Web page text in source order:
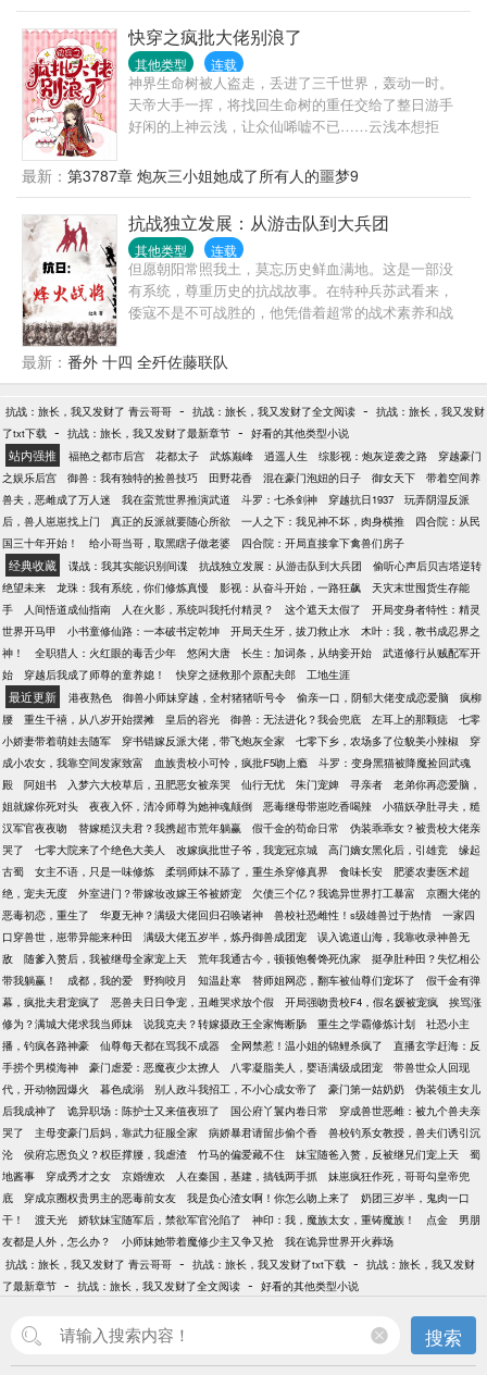
跟主系统打了一架，成功为简妤争取到了重生副本。
于是，简妤发现女主变了，剧情也偏了。她开始被人
偷窥，频繁收到阴暗疯批们的情书，衣裙，首饰，甚
至是代表贵族最高层的紫色胸针。那些本该对女主痴
迷不悟的男主们，眼睛死死黏在了她身上。而女主，
嘛，热武器轰他丫的！”关于某些辣鸡皇帝——虞美
人，“你下来，狗上去，这把稳了！”补充，“奸臣参
上。”关于那些酸腐儒生——虞美人死鱼眼，“无事袖手
谈心性，临危一死报君王，呵呵。”名人们眼看着虞美
人嘴炮洗地，心中呐喊，别骂了别骂了，扎了大心
了。当然，不听是不可能的，毕竟，豆油，玉米，土
豆，红薯，四大发明，马鞍马蹄铁，真特么香！
快穿之疯批大佬别浪了
其他类型 连载
神界生命树被人盗走，丢进了三千世界，轰动一时。
天帝大手一挥，将找回生命树的重任交给了整日游手
好闲的上神云浅，让众仙唏嘘不已……云浅本想拒
大，别浪了！位面又要被你搞崩了！”云浅：“慌什么，
本上神自有分寸。”说着，将天道拎出来揍了一
顿……“那个是男主！不能杀！”“慌什么，本上神自有
分寸。”话音未落，男主已经凉凉了……
最新： 第3787章 炮灰三小姐她成了所有人的噩梦9
抗战独立发展：从游击队到大兵团
其他类型 连载
但愿朝阳常照我土，莫忘历史鲜血满地。这是一部没
有系统，尊重历史的抗战故事。在特种兵苏武看来，
倭寇不是不可战胜的，他凭借着超常的战术素养和战
战场犹如一把利剑直刺倭寇心脏，为四万万民众冲散
头顶的乌云！
最新： 番外 十四 全歼佐藤联队
抗战：旅长，我又发财了 青云哥哥 - 抗战：旅长，我又发财了全文阅读 - 抗战：旅长，我又发财
了txt下载 - 抗战：旅长，我又发财了最新章节 - 好看的其他类型小说
站内强推 福艳之都市后宫 花都太子 武炼巅峰 逍遥人生 综影视：炮灰逆袭之路
穿越豪门
之娱乐后宫
御兽：我有独特的捡兽技巧 田野花香 混在豪门泡妞的日子 御女天下
带着空间养
兽夫，恶雌成了万人迷
我在蛮荒世界推演武道 斗罗：七杀剑神 穿越抗日1937
玩弄阴湿反派
后，兽人崽崽找上门
真正的反派就要随心所欲 一人之下：我见神不坏，肉身横推
四合院：从民
国三十年开始！
给小哥当哥，取黑瞎子做老婆 四合院：开局直接拿下禽兽们房子
经典收藏 谍战：我其实能识别间谍 抗战独立发展：从游击队到大兵团
偷听心声后贝吉塔逆转
绝望未来
龙珠：我有系统，你们修炼真慢 影视：从奋斗开始，一路狂飙
天灾末世囤货生存能
手
人间悟道成仙指南 人在火影，系统叫我托付精灵？ 这个遮天太假了
开局变身者特性：精灵
世界开马甲
小书童修仙路：一本破书定乾坤 开局天生牙，拔刀救止水
木叶：我，教书成忍界之
神！
全职猎人：火红眼的毒舌少年 悠闲大唐 长生：加词条，从纳妾开始
武道修行从贼配军开
始
穿越后我成了师尊的童养媳！ 快穿之拯救那个原配夫郎 工地生涯
最近更新 港夜熟色 御兽小师妹穿越，全村猪猪听号令 偷亲一口，阴郁大佬变成恋爱脑
疯柳
腰
重生千禧，从八岁开始摆摊 皇后的容光 御兽：无法进化？我会兜底 左耳上的那颗痣
七零
小娇妻带着萌娃去随军
穿书错嫁反派大佬，带飞炮灰全家 七零下乡，农场多了位貌美小辣椒
穿
成小农女，我靠空间发家致富
血族贵校小可怜，疯批F5吻上瘾
斗罗：变身黑猫被降魔捡回武魂
殿
阿姐书 入梦六大校草后，丑肥恶女被亲哭 仙行无忧 朱门宠婢 寻亲者
老弟你再恋爱脑，
姐就嫁你死对头
夜夜入怀，清冷师尊为她神魂颠倒 恶毒继母带崽吃香喝辣
小猫妖孕肚寻夫，糙
汉军官夜夜吻
替嫁糙汉夫君？我携超市荒年躺赢 假千金的苟命日常
伪装乖乖女？被贵校大佬亲
哭了
七零大院来了个绝色大美人 改嫁疯批世子爷，我宠冠京城 高门嫡女黑化后，引雄竞
缘起
古蜀
女主不语，只是一味修炼 柔弱师妹不舔了，重生杀穿修真界 食味长安
肥婆农妻医术超
绝，宠夫无度
外室进门？带嫁妆改嫁王爷被娇宠 欠债三个亿？我诡异世界打工暴富
京圈大佬的
恶毒初恋，重生了
华夏无神？满级大佬回归召唤诸神 兽校社恐雌性！s级雄兽过于热情
一家四
口穿兽世，崽带异能来种田
满级大佬五岁半，炼丹御兽成团宠
误入诡道山海，我靠收录神兽无
敌
随爹入赘后，我被继母全家宠上天 荒年我通古今，顿顿饱餐馋死仇家
挺孕肚种田？失忆相公
带我躺赢！
成都，我的爱 野狗咬月 知温赴寒 替师姐网恋，翻车被仙尊们宠坏了
假千金有弹
幕，疯批夫君宠疯了
恶兽夫日日争宠，丑雌哭求放个假 开局强吻贵校F4，假名媛被宠疯
挨骂涨
修为？满城大佬求我当师妹
说我克夫？转嫁摄政王全家悔断肠 重生之学霸修炼计划
社恐小主
播，钓疯各路神豪
仙尊每天都在骂我不成器 全网禁惹！温小姐的锦鲤杀疯了
直播玄学赶海：反
手捞个男模海神
豪门虐爱：恶魔夜少太撩人 八零凝脂美人，婴语满级成团宠
带兽世众人回现
代，开动物园爆火
暮色成溺 别人政斗我招工，不小心成女帝了 豪门第一姑奶奶
伪装领主女儿
后我成神了
诡异职场：陈护士又来值夜班了 国公府丫鬟内卷日常
穿成兽世恶雌：被九个兽夫亲
哭了
主母变豪门后妈，靠武力征服全家 病娇暴君请留步偷个香
兽校钓系女教授，兽夫们诱引沉
沦
侯府忘恩负义？权臣撑腰，我虐渣 竹马的偏爱藏不住 妹宝随爸入赘，反被继兄们宠上天
蜀
地酱事
穿成秀才之女 京婚缠欢 人在秦国，基建，搞钱两手抓
妹崽疯狂作死，哥哥勾皇帝兜
底
穿成京圈权贵男主的恶毒前女友 我是负心渣女啊！你怎么吻上来了
奶团三岁半，鬼肉一口
干！
渡天光 娇软妹宝随军后，禁欲军官沦陷了 神印：我，魔族太女，重铸魔族！ 点金
男朋
友都是人外，怎么办？
小师妹她带着魔修少主又争又抢
我在诡异世界开火葬场
抗战：旅长，我又发财了 青云哥哥 - 抗战：旅长，我又发财了txt下载 - 抗战：旅长，我又发财
了最新章节 - 抗战：旅长，我又发财了全文阅读 - 好看的其他类型小说
搜索